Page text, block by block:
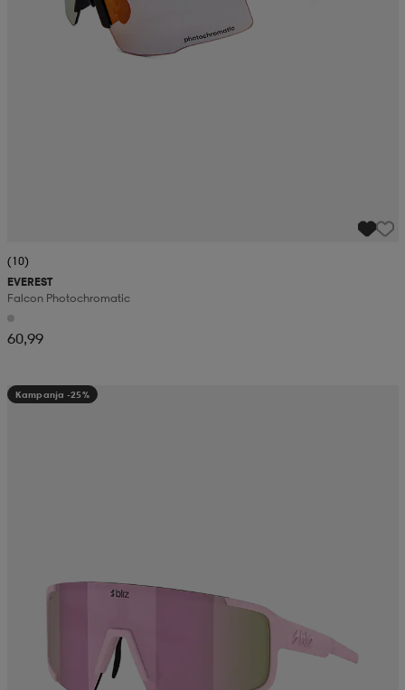
(10)
EVEREST
Falcon Photochromatic
60,99
Kampanja -25%